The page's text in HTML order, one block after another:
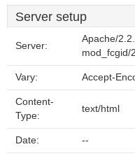
Server setup
Server:
Apache/
mod_fcgid/
Vary: Accept-
Content-
Type:
text/html
Date: --